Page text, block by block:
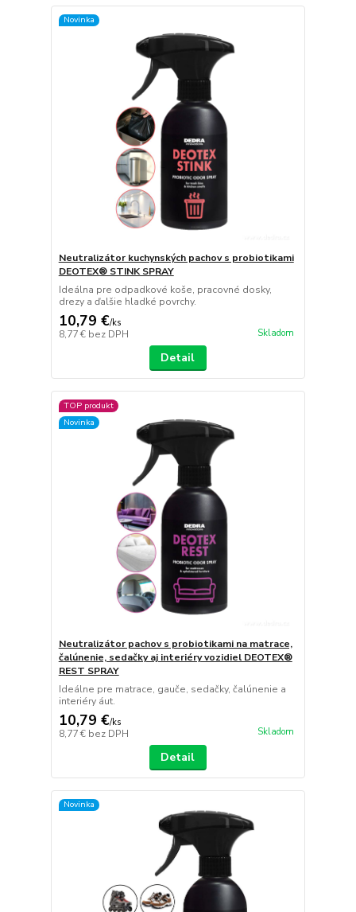
Novinka
Neutralizátor kuchynských pachov s probiotikami
DEOTEX® STINK SPRAY
Ideálna pre odpadkové koše, pracovné dosky,
drezy a ďalšie hladké povrchy.
10,79 €/ks
8,77 € bez DPH Skladom
Detail
TOP produkt
Novinka
Neutralizátor pachov s probiotikami na matrace,
čalúnenie, sedačky aj interiéry vozidiel DEOTEX®
REST SPRAY
Ideálne pre matrace, gauče, sedačky, čalúnenie a
interiéry áut.
10,79 €/ks
8,77 € bez DPH Skladom
Detail
Novinka